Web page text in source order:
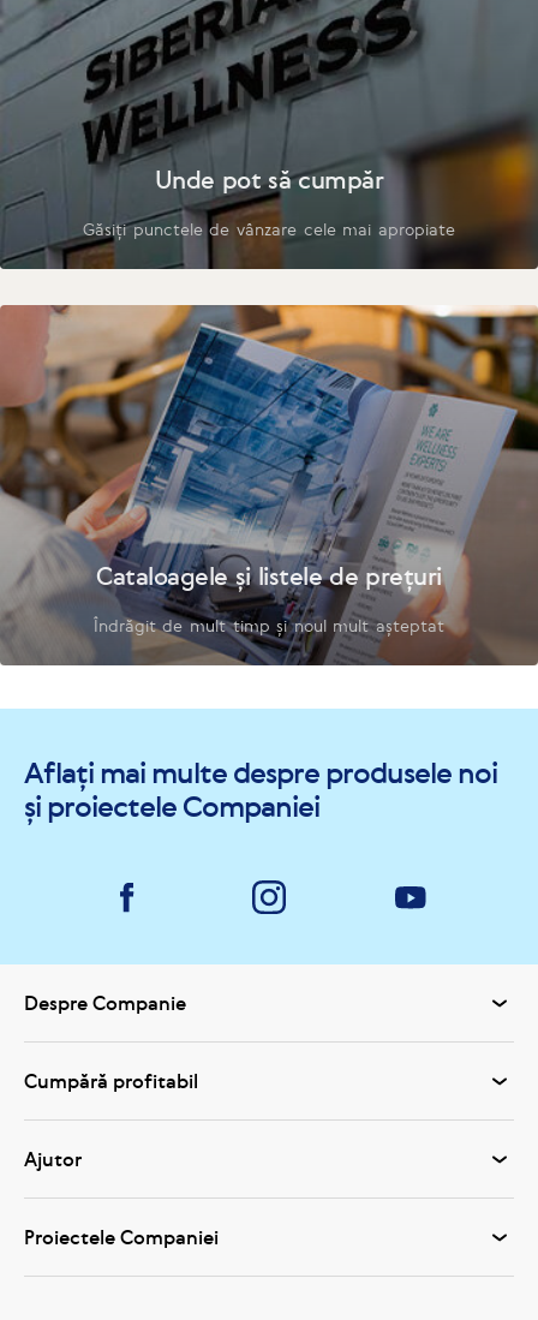
Unde pot să cumpăr
Găsiți punctele de vânzare cele mai apropiate
Cataloagele și listele de prețuri
Îndrăgit de mult timp și noul mult așteptat
Aflați mai multe despre produsele noi
și proiectele Companiei
Despre Companie
Cumpără profitabil
Ajutor
Proiectele Companiei